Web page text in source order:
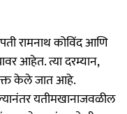
रामनाथ कोविंद आणि
आहेत. त्या दरम्यान,
केले जात आहे.
यतीमखानाजवळील